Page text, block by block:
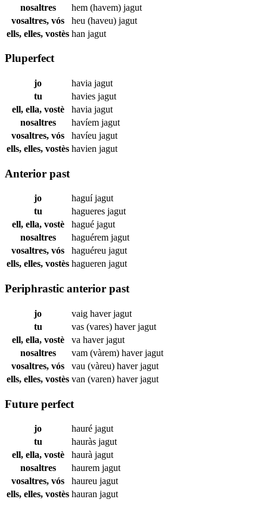
nosaltres
hem (havem) jagut
vosaltres, vós
heu (haveu) jagut
ells, elles, vostès han jagut
Pluperfect
jo havia jagut
tu
havies jagut
ell, ella, vostè
havia jagut
nosaltres
havíem jagut
vosaltres, vós
havíeu jagut
ells, elles, vostès havien jagut
Anterior past
jo haguíjagut
tu
hagueres jagut
ell, ella, vostè
hagué jagut
nosaltres
haguérem jagut
vosaltres, vós
haguéreu jagut
ells, elles, vostès hagueren jagut
Periphrastic anterior past
jo vaig haverjagut
tu
vas (vares) haverjagut
ell, ella, vostè
va haverjagut
nosaltres
vam (vàrem) haverjagut
vosaltres, vós
vau (vàreu) haverjagut
ells, elles, vostès van (varen) haverjagut
Future perfect
jo hauré jagut
tu
hauràs jagut
ell, ella, vostè
haurà jagut
nosaltres
haurem jagut
vosaltres, vós
haureu jagut
ells, elles, vostès hauran jagut